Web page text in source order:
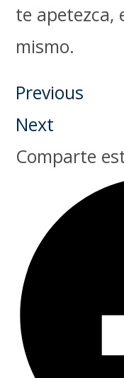
te apetezca,
mismo.
Previous
Next
Comparte